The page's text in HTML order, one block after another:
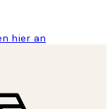
hier an